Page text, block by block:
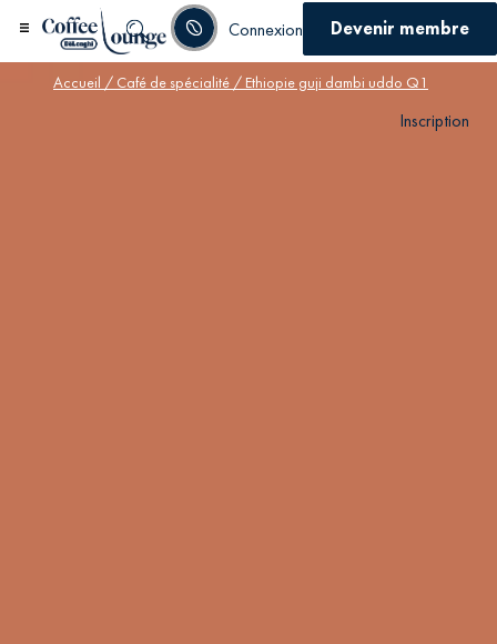
Connexion Devenir membre
Inscription
Accueil / Café de spécialité / Ethiopie guji dambi uddo Q1